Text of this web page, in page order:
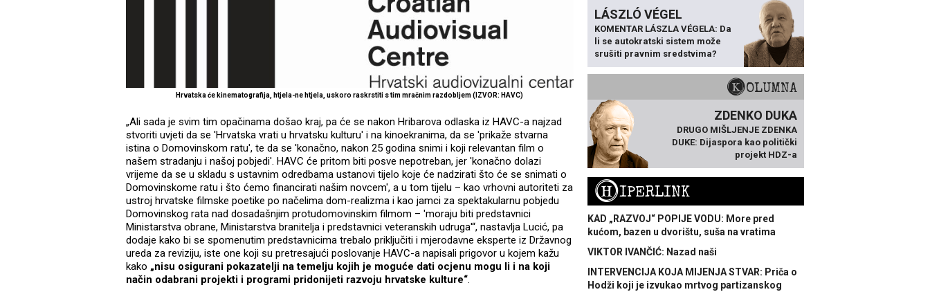
Hrvatska će kinematografija, htjela-ne htjela, uskoro raskrstiti s tim mračnim razdobljem (IZVOR: HAVC)
„Ali sada je svim tim opačinama došao kraj, pa će se nakon Hribarova odlaska iz HAVC-a najzad
stvoriti uvjeti da se 'Hrvatska vrati u hrvatsku kulturu' i na kinoekranima, da se 'prikaže stvarna
istina o Domovinskom ratu', te da se 'konačno, nakon 25 godina snimi i koji relevantan film o
našem stradanju i našoj pobjedi'. HAVC će pritom biti posve nepotreban, jer 'konačno dolazi
vrijeme da se u skladu s ustavnim odredbama ustanovi tijelo koje će nadzirati što će se snimati o
Domovinskome ratu i što ćemo financirati našim novcem', a u tom tijelu – kao vrhovni autoriteti za
ustroj hrvatske filmske poetike po načelima dom-realizma i kao jamci za spektakularnu pobjedu
Domovinskog rata nad dosadašnjim protudomovinskim filmom – 'moraju biti predstavnici
Ministarstva obrane, Ministarstva branitelja i predstavnici veteranskih udruga'“, nastavlja Lucić, pa
dodaje kako bi se spomenutim predstavnicima trebalo priključiti i mjerodavne eksperte iz Državnog
ureda za reviziju, iste one koji su pretresajući poslovanje HAVC-a napisali prigovor u kojem kažu
kako „nisu osigurani pokazatelji na temelju kojih je moguće dati ocjenu mogu li i na koji
način odabrani projekti i programi pridonijeti razvoju hrvatske kulture“.
LÁSZLÓ VÉGEL
KOMENTAR LÁSZLA VÉGELA: Da
li se autokratski sistem može
srušiti pravnim sredstvima?
KOLUMNA
ZDENKO DUKA
DRUGO MIŠLJENJE ZDENKA
DUKE: Dijaspora kao politički
projekt HDZ-a
HIPERLINK
KAD „RAZVOJ“ POPIJE VODU: More pred
kućom, bazen u dvorištu, suša na vratima
VIKTOR IVANČIĆ: Nazad naši
INTERVENCIJA KOJA MIJENJA STVAR: Priča o
Hodži koji je izvukao mrtvog partizanskog